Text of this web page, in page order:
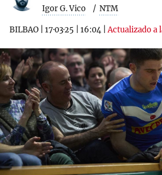
Igor G. Vico NTM
BILBAO 17·03·25 16:04 |Actualizado a